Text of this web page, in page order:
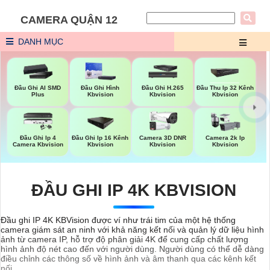
CAMERA QUẬN 12
DANH MỤC
Đầu Ghi AI SMD
Plus
Đầu Ghi Hình
Kbvision
Đầu Ghi H.265
Kbvision
Đầu Thu Ip 32 Kênh
Kbvision
Đầu Ghi Ip 4
Camera Kbvision
Đầu Ghi Ip 16 Kênh
Kbvision
Camera 3D DNR
Kbvision
Camera 2k Ip
Kbvision
ĐẦU GHI IP 4K KBVISION
Đầu ghi IP 4K KBVision được ví như trái tim của một hệ thống
camera giám sát an ninh với khả năng kết nối và quản lý dữ liệu hình
ảnh từ camera IP, hỗ trợ độ phân giải 4K để cung cấp chất lượng
hình ảnh độ nét cao đến với người dùng. Người dùng có thể dễ dàng
điều chỉnh các thông số về hình ảnh và âm thanh qua các kênh kết